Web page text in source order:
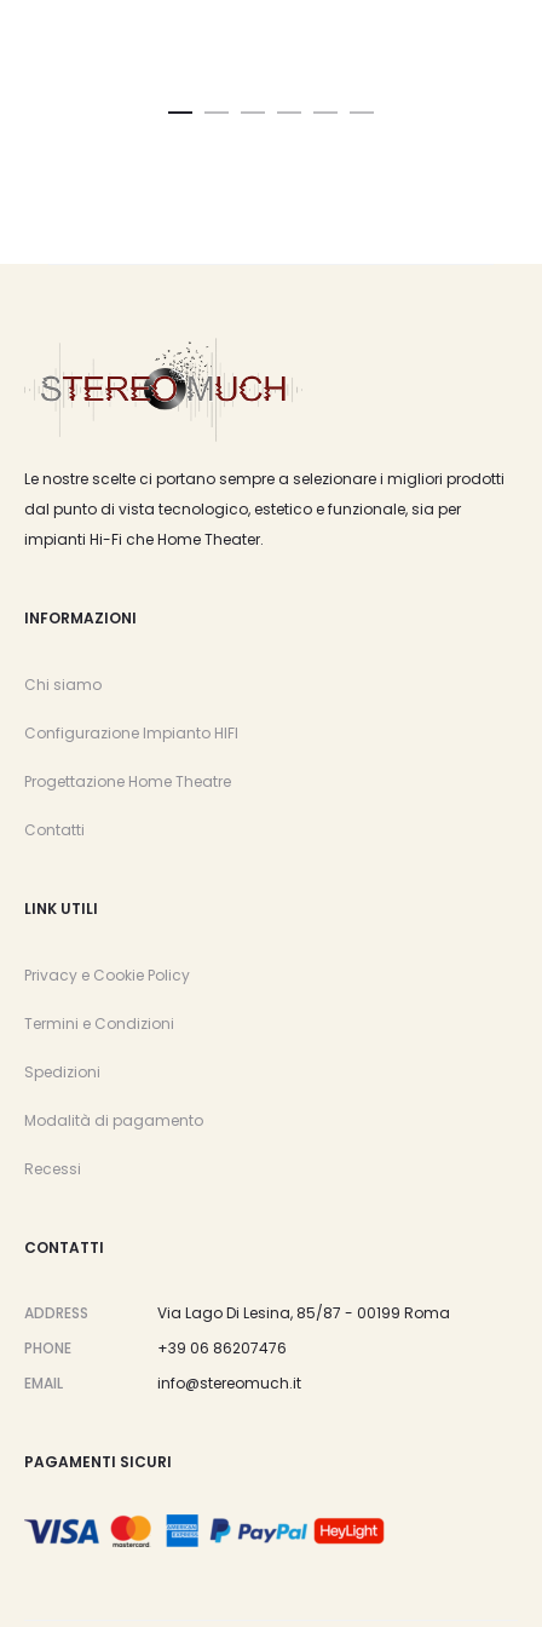
Le nostre scelte ci portano sempre a selezionare i migliori prodotti
dal punto di vista tecnologico, estetico e funzionale, sia per
impianti Hi-Fi che Home Theater.
INFORMAZIONI
Chi siamo
Configurazione Impianto HIFI
Progettazione Home Theatre
Contatti
LINK UTILI
Privacy e Cookie Policy
Termini e Condizioni
Spedizioni
Modalità di pagamento
Recessi
CONTATTI
ADDRESS
Via Lago Di Lesina, 85/87 - 00199 Roma
PHONE
+39 06 86207476
EMAIL
info@stereomuch.it
PAGAMENTI SICURI